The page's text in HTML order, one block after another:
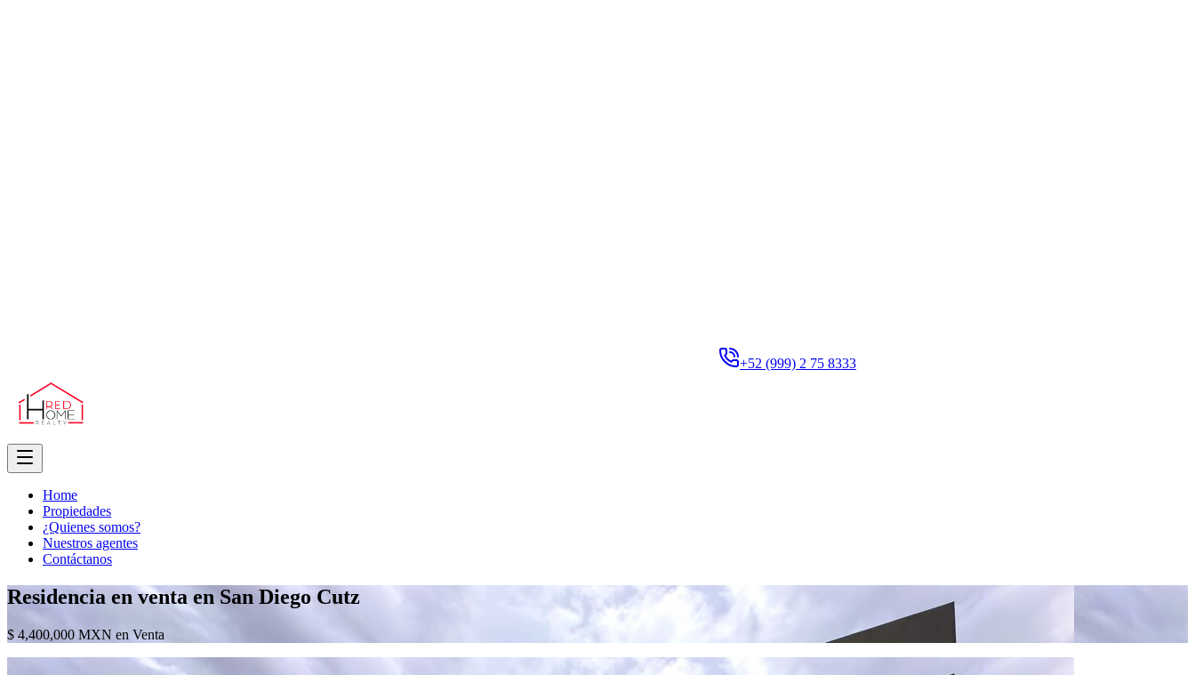
+52 (999) 2 75 8333
Home
Propiedades
¿Quienes somos?
Nuestros agentes
Contáctanos
Residencia en venta en San Diego Cutz
$ 4,400,000 MXN en Venta